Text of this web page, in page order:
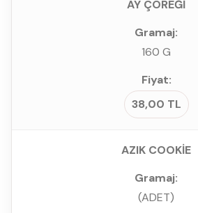
AY ÇÖREĞİ
160 G
38,00 TL
AZIK COOKİE
(ADET)